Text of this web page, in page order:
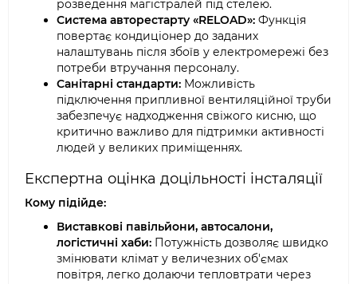
розведення магістралей під стелею.
Система авторестарту «RELOAD»: Функція
повертає кондиціонер до заданих
налаштувань після збоїв у електромережі без
потреби втручання персоналу.
Санітарні стандарти: Можливість
підключення припливної вентиляційної труби
забезпечує надходження свіжого кисню, що
критично важливо для підтримки активності
людей у великих приміщеннях.
Експертна оцінка доцільності інсталяції
Кому підійде:
Виставкові павільйони, автосалони,
логістичні хаби: Потужність дозволяє швидко
змінювати клімат у величезних об'ємах
повітря, легко долаючи тепловтрати через